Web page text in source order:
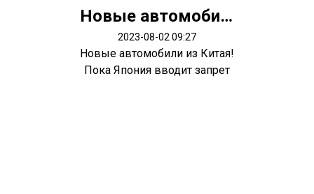
Новые автомобили из Китая!
2023-08-02 09:27
Новые автомобили из Китая!
Пока Япония вводит запрет